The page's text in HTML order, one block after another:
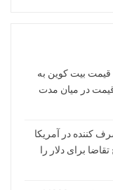
قیمت بیت کوین به
قیمت در میان مدت
کننده در آمریکا
برای دلار را